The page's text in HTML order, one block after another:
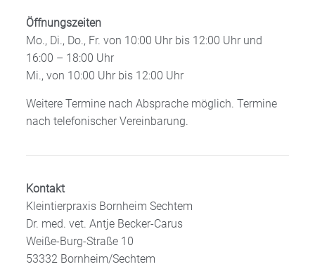
Öffnungszeiten
Mo., Di., Do., Fr. von 10:00 Uhr bis 12:00 Uhr und
16:00 – 18:00 Uhr
Mi., von 10:00 Uhr bis 12:00 Uhr
Weitere Termine nach Absprache möglich. Termine
nach telefonischer Vereinbarung.
Kontakt
Kleintierpraxis Bornheim Sechtem
Dr. med. vet. Antje Becker-Carus
Weiße-Burg-Straße 10
53332 Bornheim/Sechtem